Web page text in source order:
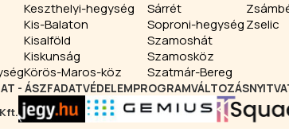
Keszthelyi-hegység
Kis-Balaton
Kisalföld
Kiskunság
Körös-Maros-köz
Sárrét
Soproni-hegység
Szamoshát
Szamosköz
Szatmár-Bereg
Zselic
- ÁSZFADATVÉDELEMPROGRAMVÁLTOZÁS